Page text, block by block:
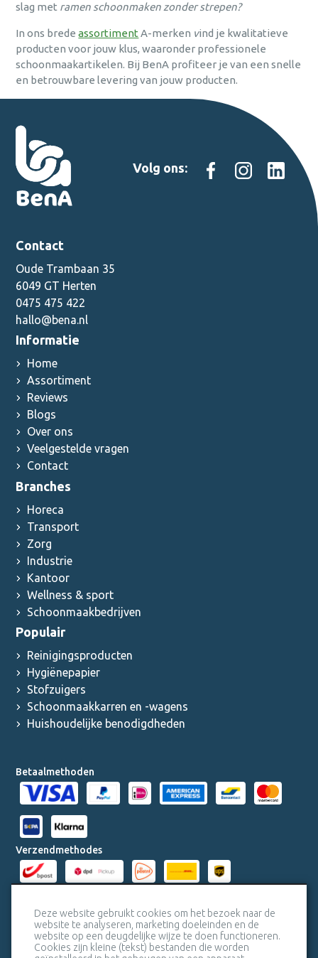
slag met ramen schoonmaken zonder strepen?
In ons bredeassortiment A-merken vind je kwalitatieve
producten voor jouw klus, waaronder professionele
schoonmaakartikelen. Bij BenA profiteer je van een snelle
en betrouwbare levering van jouw producten.
Volg ons:
Contact
Oude Trambaan 35
6049 GT Herten
0475 475 422
hallo@bena.nl
Informatie
Home
Assortiment
Reviews
Blogs
Over ons
Veelgestelde vragen
Contact
Branches
Horeca
Transport
Zorg
Industrie
Kantoor
Wellness & sport
Schoonmaakbedrijven
Populair
Reinigingsproducten
Hygiënepapier
Stofzuigers
Schoonmaakkarren en -wagens
Huishoudelijke benodigdheden
Betaalmethoden
Verzendmethodes
Veiligheidscertificaat SSL
Deze website gebruikt cookies om het bezoek naar de
website te analyseren, marketing doeleinden en de
website op een deugdelijke wijze te doen functioneren.
Cookies zijn kleine (tekst) bestanden die worden